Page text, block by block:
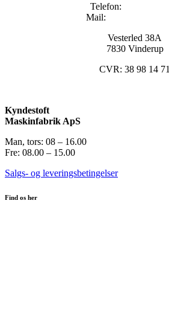
Telefon:
Mail:
Vesterled 38A
7830 Vinderup
CVR: 38 98 14 71
Kyndestoft
Maskinfabrik ApS
Man, tors: 08 – 16.00
Fre: 08.00 – 15.00
Salgs- og leveringsbetingelser
Find os her